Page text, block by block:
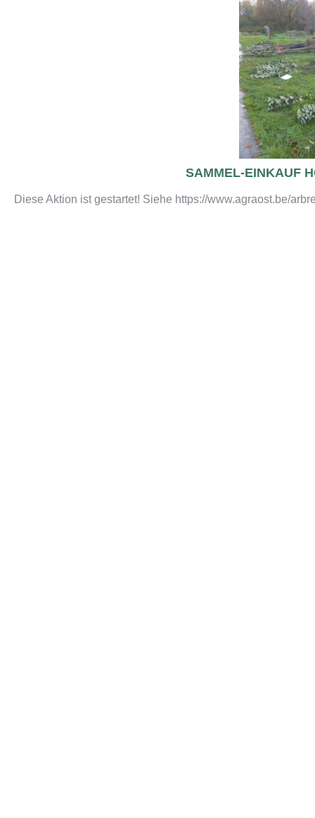
SAMMEL-EINKAUF
Diese Aktion ist gestartet! Siehe https://www.agraost.be/